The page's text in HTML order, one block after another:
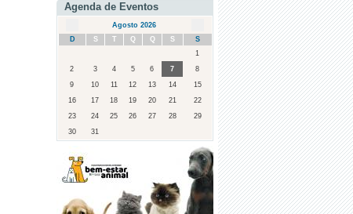
Agenda de Eventos
Agosto 2026
D
S T Q Q S
S
1
2
3 4 5 6 7
8
9
10 11 12 13 14
15
16
17 18 19 20 21
22
23
24 25 26 27 28
29
30
31